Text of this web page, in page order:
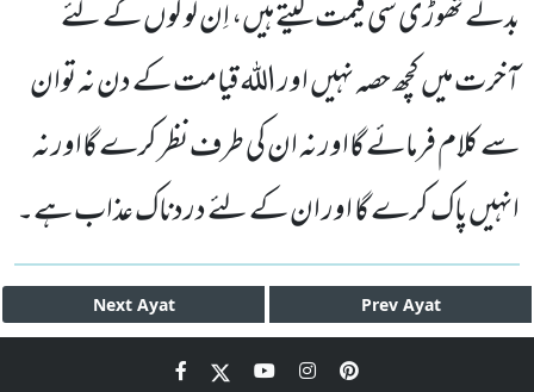
بدلے تھوڑی سی قیمت لیتے ہیں، اِن لوگوں کے لئے
آخرت میں کچھ حصہ نہیں اور اللہ قیامت کے دن نہ توان
سے کلام فرمائے گااور نہ ان کی طرف نظر کرے گااور نہ
انہیں پاک کرے گا اور ان کے لئے دردناک عذاب ہے۔
Next Ayat Prev Ayat